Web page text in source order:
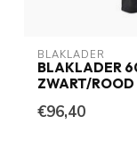
BLAKLADER
BLAKLADER
ZWART/ROOD
€96,40